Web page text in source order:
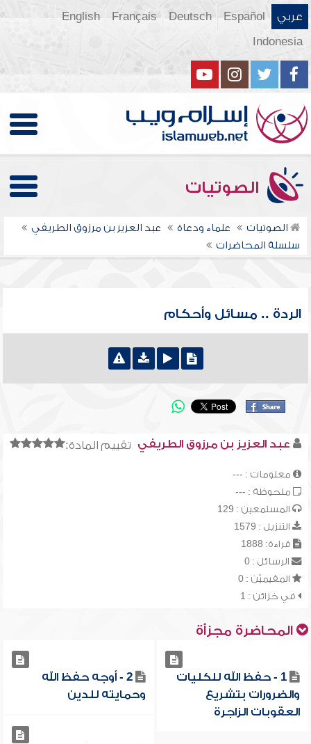
عربي Español
Deutsch
Français
English
Indonesia
الصوتيات
الصوتيات علماء ودعاة
عبد العزيز بن مرزوق الطريفي
سلسلة المحاضرات
الردة .. مسائل وأحكام
تقييم المادة: عبد العزيز بن مرزوق الطريفي
معلومات : ---
ملحوظة : ---
المستمعين : 129
التنزيل : 1579
قراءة: 1888
الرسائل : 0
المقيميّن : 0
في خزائن : 1
المحاضرة مجزأة
1 - حفظ الله للكليات
والضرورات بتشريع
العقوبات الزاجرة
2 - أوجه حفظ الله
وحمايته للدين